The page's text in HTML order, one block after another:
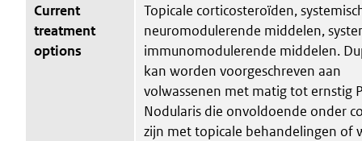
Current
treatment
options
Topicale corticosteroïden,
neuromodulerende middelen,
immunomodulerende middelen.
kan worden voorgeschreven aan
volwassenen met matig tot ernstig
Nodularis die onvoldoende onder
zijn met topicale behandelingen of